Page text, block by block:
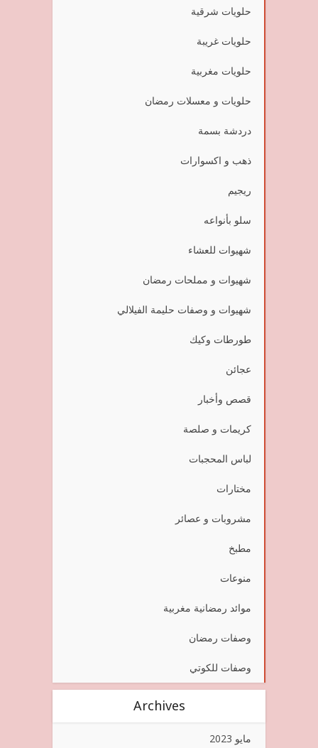
حلويات شرقية
حلويات غريبة
حلويات مغربية
حلويات و معسلات رمضان
دردشة بسمة
ذهب و اكسوارات
ريجيم
سلو بأنواعه
شهيوات للعشاء
شهيوات و مملحات رمضان
شهيوات و وصفات حليمة الفيلالي
طورطات وكيك
عجائن
قصص وأخبار
كريمات و صلصة
لباس المحجبات
مختارات
مشروبات و عصائر
مطبخ
منوعات
موائد رمضانية مغربية
وصفات رمضان
وصفات للكوتي
Archives
مايو 2023